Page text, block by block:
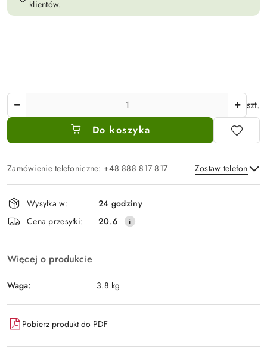
klientów.
szt.
Do koszyka
Zamówienie telefoniczne: +48 888 817 817 Zostaw telefon
Wyślij
Dostępność
i
dostawa
Wysyłka w:
24 godziny
Cena przesyłki:
20.6
Więcej o produkcie
Waga: 3.8 kg
Pobierz produkt do PDF